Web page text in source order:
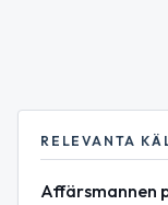
RELEVANTA
Affärsmannen